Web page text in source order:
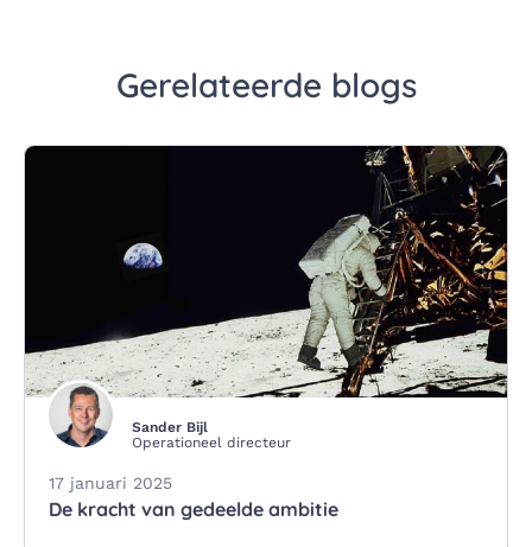
Gerelateerde blogs
Sander Bijl
Operationeel directeur
17 januari 2025
De kracht van gedeelde ambitie